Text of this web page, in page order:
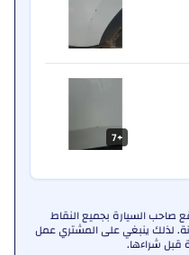
+
7
السيارة بجميع النقاط
لذلك ينبغي على المشتري عمل
شراءها.